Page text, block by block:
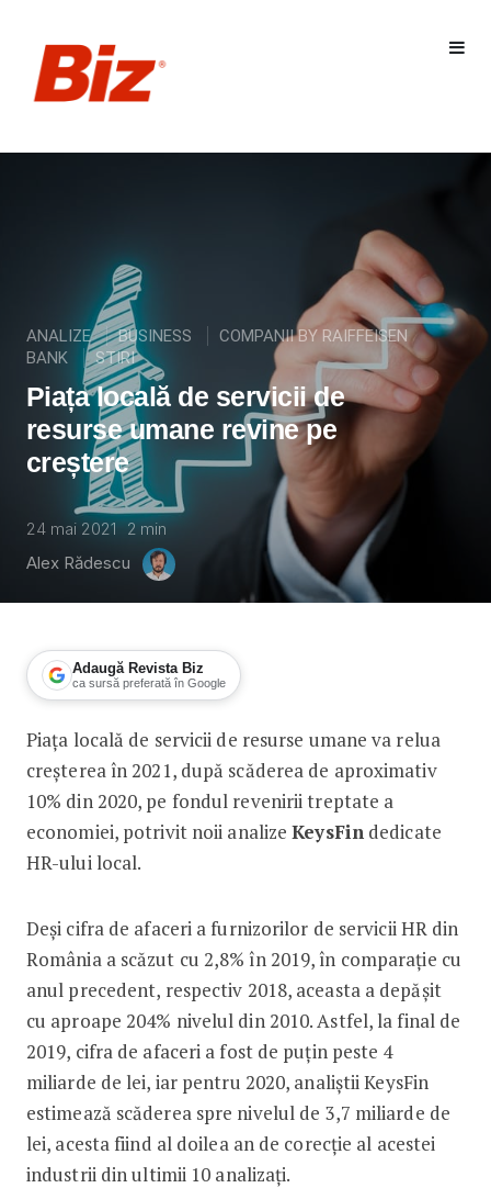
ANALIZE BUSINESS
COMPANII BY RAIFFEISEN
BANK
STIRI
Piața locală de servicii de
resurse umane revine pe
creștere
24 mai 2021 2 min
Alex Rădescu
Adaugă Revista Biz
ca sursă preferată în Google
Piața locală de servicii de resurse
Piața locală de servicii de resurse umane va relua
creșterea în 2021, după scăderea de aproximativ
10% din 2020, pe fondul revenirii treptate a
economiei, potrivit noii analizeKeysFindedicate
HR-ului local.
Deși cifra de afaceri a furnizorilor de servicii HR din
România a scăzut cu 2,8% în 2019, în comparație cu
anul precedent, respectiv 2018, aceasta a depășit
cu aproape 204% nivelul din 2010. Astfel, la final de
2019, cifra de afaceri a fost de puțin peste 4
miliarde de lei, iar pentru 2020, analiștii KeysFin
estimează scăderea spre nivelul de 3,7 miliarde de
lei, acesta fiind al doilea an de corecție al acestei
industrii din ultimii 10 analizați.